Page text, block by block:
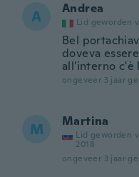
A Andrea
Lid geworden
Bel
doveva
all'interno c'è
ongeveer 3 jaar
M Martina
Lid geworden
2018
ongeveer 3 jaar